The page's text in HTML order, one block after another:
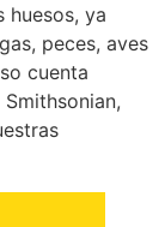
ya
peces, aves
cuenta